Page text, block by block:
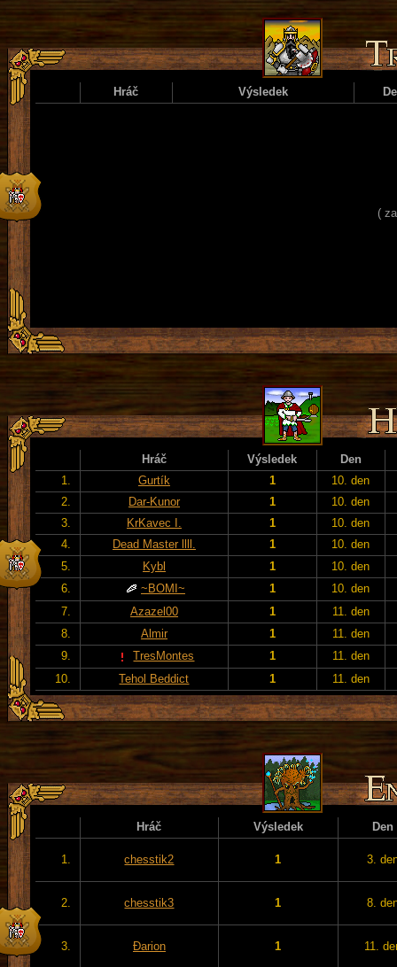
Hráč Výsledek
(
Hráč Výsledek
Den
1.
Gurtík 1 10. den
2.
Dar-Kunor 1 10. den
3.
KrKavec I. 1 10. den
4.
Dead Master llll. 1 10. den
5.
Kybl 1 10. den
6.
~BOMI~ 1 10. den
7.
Azazel00 1 11. den
8.
Almir 1 11. den
9.
TresMontes 1 11. den
10.
Tehol Beddict 1 11. den
Hráč Výsledek Den
1. chesstik2 1 3.
2. chesstik3 1 8.
3. Đarion 1 11.